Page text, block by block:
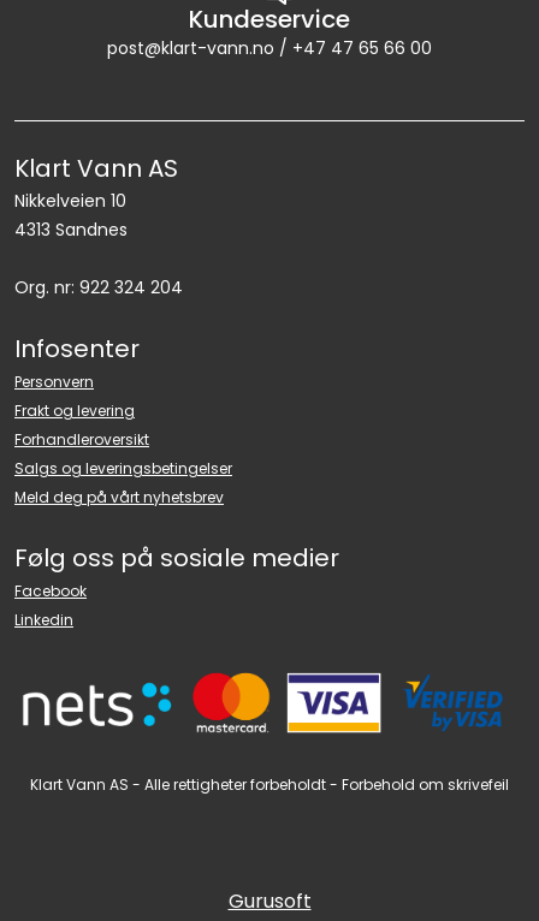
Kundeservice
post@klart-vann.no / +47 47 65 66 00
Klart Vann AS
Nikkelveien 10
4313 Sandnes
Org. nr: 922 324 204
Infosenter
Personvern
Frakt og levering
Forhandleroversikt
Salgs og leveringsbetingelser
Meld deg på vårt nyhetsbrev
Følg oss på sosiale medier
Facebook
Linkedin
Klart Vann AS - Alle rettigheter forbeholdt - Forbehold om skrivefeil
Gurusoft